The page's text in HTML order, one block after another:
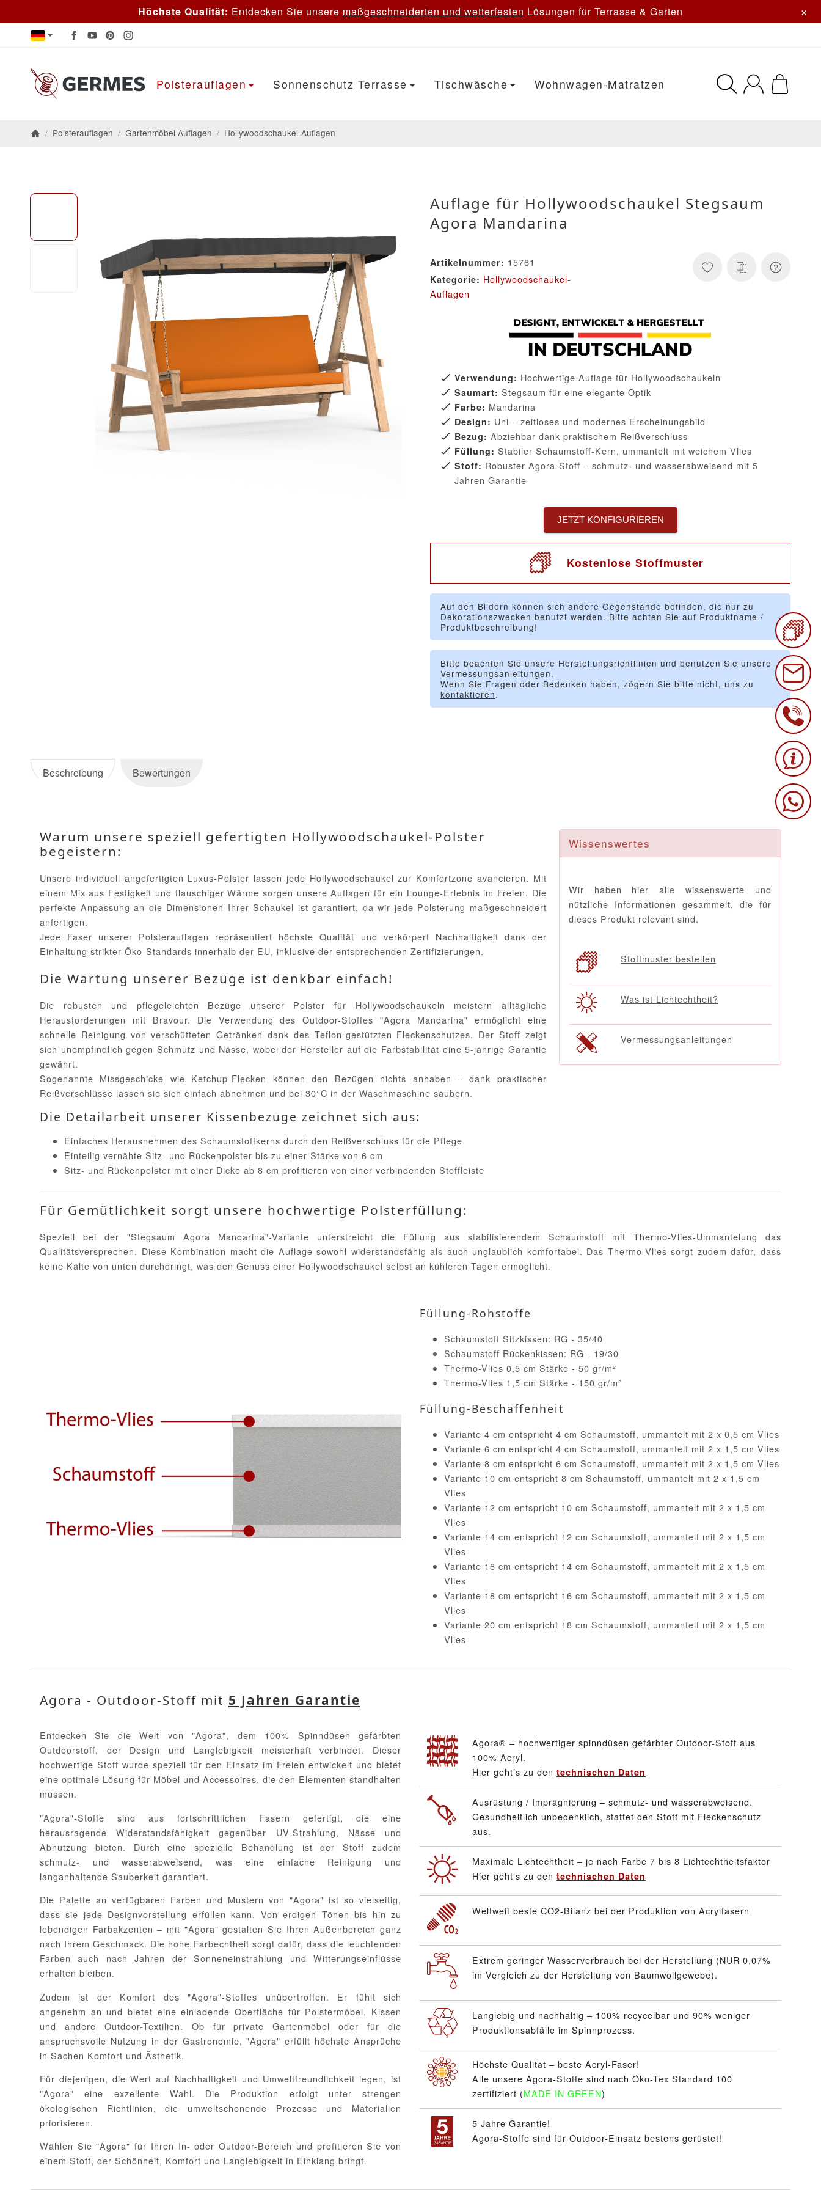
Höchste Qualität: Entdecken Sie unsere maßgeschneiderten und wetterfesten Lösungen für Terrasse & Garten ×
Polsterauflagen Sonnenschutz Terrasse Tischwäsche Wohnwagen-Matratzen
/ Polsterauflagen / Gartenmöbel Auflagen / Hollywoodschaukel-Auflagen
Auflage für Hollywoodschaukel Stegsaum
Agora Mandarina
Artikelnummer: 15761
Kategorie: Hollywoodschaukel-
Auflagen
Verwendung: Hochwertige Auflage für Hollywoodschaukeln
Saumart: Stegsaum für eine elegante Optik
Farbe: Mandarina
Design: Uni – zeitloses und modernes Erscheinungsbild
Bezug: Abziehbar dank praktischem Reißverschluss
Füllung: Stabiler Schaumstoff-Kern, ummantelt mit weichem Vlies
Stoff: Robuster Agora-Stoff – schmutz- und wasserabweisend mit 5
Jahren Garantie
JETZT KONFIGURIEREN
Kostenlose Stoffmuster
Auf den Bildern können sich andere Gegenstände befinden, die nur zu
Dekorationszwecken benutzt werden. Bitte achten Sie auf Produktname /
Produktbeschreibung!
Bitte beachten Sie unsere Herstellungsrichtlinien und benutzen Sie unsere
Vermessungsanleitungen.
Wenn Sie Fragen oder Bedenken haben, zögern Sie bitte nicht, uns zu
kontaktieren.
Beschreibung Bewertungen
Wissenswertes
Wir haben hier alle wissenswerte und
nützliche Informationen gesammelt, die für
dieses Produkt relevant sind.
Stoffmuster bestellen
Was ist Lichtechtheit?
Vermessungsanleitungen
Warum unsere speziell gefertigten Hollywoodschaukel-Polster
begeistern:
Unsere individuell angefertigten Luxus-Polster lassen jede Hollywoodschaukel zur Komfortzone avancieren. Mit
einem Mix aus Festigkeit und flauschiger Wärme sorgen unsere Auflagen für ein Lounge-Erlebnis im Freien. Die
perfekte Anpassung an die Dimensionen Ihrer Schaukel ist garantiert, da wir jede Polsterung maßgeschneidert
anfertigen.
Jede Faser unserer Polsterauflagen repräsentiert höchste Qualität und verkörpert Nachhaltigkeit dank der
Einhaltung strikter Öko-Standards innerhalb der EU, inklusive der entsprechenden Zertifizierungen.
Die Wartung unserer Bezüge ist denkbar einfach!
Die robusten und pflegeleichten Bezüge unserer Polster für Hollywoodschaukeln meistern alltägliche
Herausforderungen mit Bravour. Die Verwendung des Outdoor-Stoffes "Agora Mandarina" ermöglicht eine
schnelle Reinigung von verschütteten Getränken dank des Teflon-gestützten Fleckenschutzes. Der Stoff zeigt
sich unempfindlich gegen Schmutz und Nässe, wobei der Hersteller auf die Farbstabilität eine 5-jährige Garantie
gewährt.
Sogenannte Missgeschicke wie Ketchup-Flecken können den Bezügen nichts anhaben – dank praktischer
Reißverschlüsse lassen sie sich einfach abnehmen und bei 30°C in der Waschmaschine säubern.
Die Detailarbeit unserer Kissenbezüge zeichnet sich aus:
Einfaches Herausnehmen des Schaumstoffkerns durch den Reißverschluss für die Pflege
Einteilig vernähte Sitz- und Rückenpolster bis zu einer Stärke von 6 cm
Sitz- und Rückenpolster mit einer Dicke ab 8 cm profitieren von einer verbindenden Stoffleiste
Für Gemütlichkeit sorgt unsere hochwertige Polsterfüllung:
Speziell bei der "Stegsaum Agora Mandarina"-Variante unterstreicht die Füllung aus stabilisierendem Schaumstoff mit Thermo-Vlies-Ummantelung das
Qualitätsversprechen. Diese Kombination macht die Auflage sowohl widerstandsfähig als auch unglaublich komfortabel. Das Thermo-Vlies sorgt zudem dafür, dass
keine Kälte von unten durchdringt, was den Genuss einer Hollywoodschaukel selbst an kühleren Tagen ermöglicht.
Füllung-Rohstoffe
Schaumstoff Sitzkissen: RG - 35/40
Schaumstoff Rückenkissen: RG - 19/30
Thermo-Vlies 0,5 cm Stärke - 50 gr/m²
Thermo-Vlies 1,5 cm Stärke - 150 gr/m²
Füllung-Beschaffenheit
Variante 4 cm entspricht 4 cm Schaumstoff, ummantelt mit 2 x 0,5 cm Vlies
Variante 6 cm entspricht 4 cm Schaumstoff, ummantelt mit 2 x 1,5 cm Vlies
Variante 8 cm entspricht 6 cm Schaumstoff, ummantelt mit 2 x 1,5 cm Vlies
Variante 10 cm entspricht 8 cm Schaumstoff, ummantelt mit 2 x 1,5 cm
Vlies
Variante 12 cm entspricht 10 cm Schaumstoff, ummantelt mit 2 x 1,5 cm
Vlies
Variante 14 cm entspricht 12 cm Schaumstoff, ummantelt mit 2 x 1,5 cm
Vlies
Variante 16 cm entspricht 14 cm Schaumstoff, ummantelt mit 2 x 1,5 cm
Vlies
Variante 18 cm entspricht 16 cm Schaumstoff, ummantelt mit 2 x 1,5 cm
Vlies
Variante 20 cm entspricht 18 cm Schaumstoff, ummantelt mit 2 x 1,5 cm
Vlies
Agora - Outdoor-Stoff mit 5 Jahren Garantie
Entdecken Sie die Welt von "Agora", dem 100% Spinndüsen gefärbten
Outdoorstoff, der Design und Langlebigkeit meisterhaft verbindet. Dieser
hochwertige Stoff wurde speziell für den Einsatz im Freien entwickelt und bietet
eine optimale Lösung für Möbel und Accessoires, die den Elementen standhalten
müssen.
"Agora"-Stoffe sind aus fortschrittlichen Fasern gefertigt, die eine
herausragende Widerstandsfähigkeit gegenüber UV-Strahlung, Nässe und
Abnutzung bieten. Durch eine spezielle Behandlung ist der Stoff zudem
schmutz- und wasserabweisend, was eine einfache Reinigung und
langanhaltende Sauberkeit garantiert.
Die Palette an verfügbaren Farben und Mustern von "Agora" ist so vielseitig,
dass sie jede Designvorstellung erfüllen kann. Von erdigen Tönen bis hin zu
lebendigen Farbakzenten – mit "Agora" gestalten Sie Ihren Außenbereich ganz
nach Ihrem Geschmack. Die hohe Farbechtheit sorgt dafür, dass die leuchtenden
Farben auch nach Jahren der Sonneneinstrahlung und Witterungseinflüsse
erhalten bleiben.
Zudem ist der Komfort des "Agora"-Stoffes unübertroffen. Er fühlt sich
angenehm an und bietet eine einladende Oberfläche für Polstermöbel, Kissen
und andere Outdoor-Textilien. Ob für private Gartenmöbel oder für die
anspruchsvolle Nutzung in der Gastronomie, "Agora" erfüllt höchste Ansprüche
in Sachen Komfort und Ästhetik.
Für diejenigen, die Wert auf Nachhaltigkeit und Umweltfreundlichkeit legen, ist
"Agora" eine exzellente Wahl. Die Produktion erfolgt unter strengen
ökologischen Richtlinien, die umweltschonende Prozesse und Materialien
priorisieren.
Wählen Sie "Agora" für Ihren In- oder Outdoor-Bereich und profitieren Sie von
einem Stoff, der Schönheit, Komfort und Langlebigkeit in Einklang bringt.
Agora® – hochwertiger spinndüsen gefärbter Outdoor-Stoff aus
100% Acryl.
Hier geht’s zu den technischen Daten
Ausrüstung / Imprägnierung – schmutz- und wasserabweisend.
Gesundheitlich unbedenklich, stattet den Stoff mit Fleckenschutz
aus.
Maximale Lichtechtheit – je nach Farbe 7 bis 8 Lichtechtheitsfaktor
Hier geht’s zu den technischen Daten
Weltweit beste CO2-Bilanz bei der Produktion von Acrylfasern
Extrem geringer Wasserverbrauch bei der Herstellung (NUR 0,07%
im Vergleich zu der Herstellung von Baumwollgewebe).
Langlebig und nachhaltig – 100% recycelbar und 90% weniger
Produktionsabfälle im Spinnprozess.
Höchste Qualität – beste Acryl-Faser!
Alle unsere Agora-Stoffe sind nach Öko-Tex Standard 100
zertifiziert (MADE IN GREEN)
5 Jahre Garantie!
Agora-Stoffe sind für Outdoor-Einsatz bestens gerüstet!